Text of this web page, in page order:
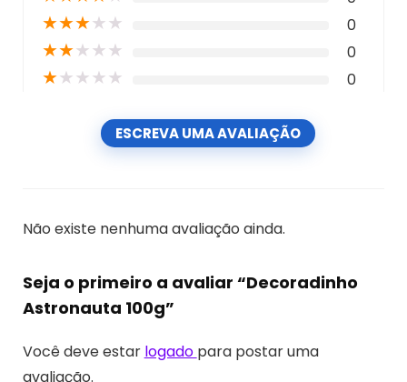
★★★★★ 0
★★★★★ 0
★★★★★ 0
ESCREVA UMA AVALIAÇÃO
Não existe nenhuma avaliação ainda.
Seja o primeiro a avaliar “Decoradinho
Astronauta 100g”
Você deve estar logado para postar uma
avaliação.